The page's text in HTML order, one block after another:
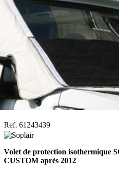
Ref. 61243439
Volet de protection isothermique
CUSTOM après 2012